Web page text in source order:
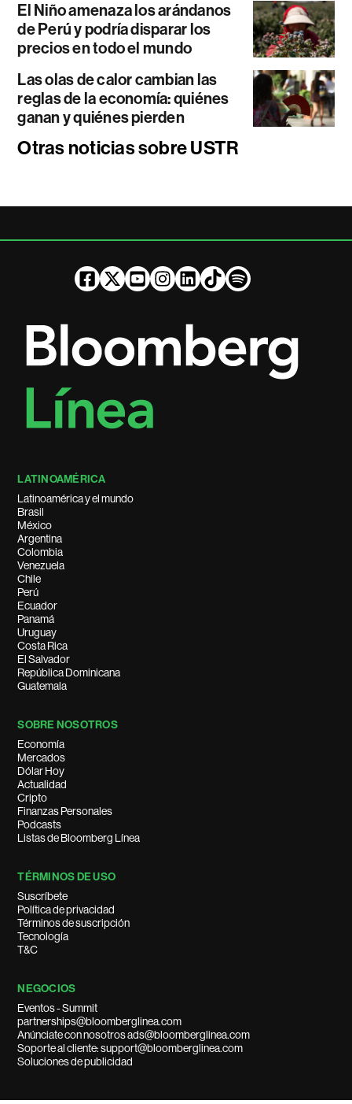
El Niño amenaza los arándanos
de Perú y podría disparar los
precios en todo el mundo
Las olas de calor cambian las
reglas de la economía: quiénes
ganan y quiénes pierden
Otras noticias sobre USTR
LATINOAMÉRICA
Latinoamérica y el mundo
Brasil
México
Argentina
Colombia
Venezuela
Chile
Perú
Ecuador
Panamá
Uruguay
Costa Rica
El Salvador
República Dominicana
Guatemala
SOBRE NOSOTROS
Economía
Mercados
Dólar Hoy
Actualidad
Cripto
Finanzas Personales
Podcasts
Listas de Bloomberg Línea
TÉRMINOS DE USO
Suscríbete
Política de privacidad
Términos de suscripción
Tecnología
T&C
NEGOCIOS
Eventos - Summit
partnerships@bloomberglinea.com
Anúnciate con nosotros ads@bloomberglinea.com
Soporte al cliente: support@bloomberglinea.com
Soluciones de publicidad